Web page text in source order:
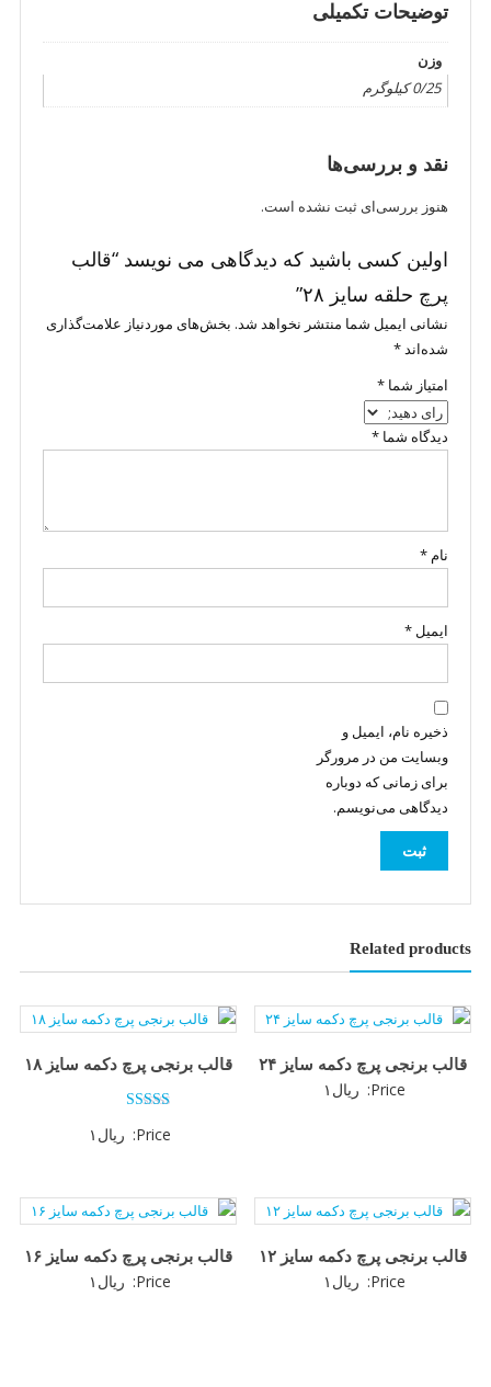
توضیحات تکمیلی
وزن
0/25 کیلوگرم
نقد و بررسی‌ها
هنوز بررسی‌ای ثبت نشده است.
اولین کسی باشید که دیدگاهی می نویسد “قالب
پرچ حلقه سایز ۲۸”
نشانی ایمیل شما منتشر نخواهد شد. بخش‌های موردنیاز علامت‌گذاری
شده‌اند*
امتیاز شما *
دیدگاه شما *
نام *
ایمیل *
ذخیره نام، ایمیل و
وبسایت من در مرورگر
برای زمانی که دوباره
دیدگاهی می‌نویسم.
Related products
قالب برنجی پرچ دکمه سایز ۲۴
Price: ریال ۱
قالب برنجی پرچ دکمه سایز ۱۸
5.00Price: ریال ۱
قالب برنجی پرچ دکمه سایز ۱۲
Price: ریال ۱
قالب برنجی پرچ دکمه سایز ۱۶
Price: ریال ۱